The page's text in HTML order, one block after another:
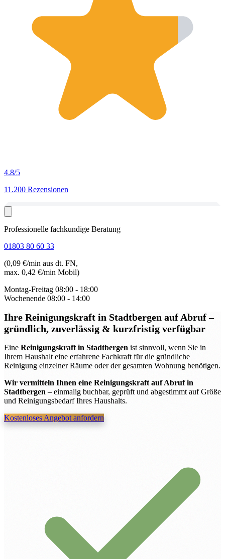
4.8/5
11.200 Rezensionen
Professionelle fachkundige Beratung
01803 80 60 33
(0,09 €/min aus dt. FN,
max. 0,42 €/min Mobil)
Montag-Freitag 08:00 - 18:00
Wochenende 08:00 - 14:00
Ihre Reinigungskraft in Stadtbergen auf Abruf–
gründlich, zuverlässig & kurzfristig verfügbar
Eine Reinigungskraft in Stadtbergen ist sinnvoll, wenn Sie in
Ihrem Haushalt eine erfahrene Fachkraft für die gründliche
Reinigung einzelner Räume oder der gesamten Wohnung benötigen.
Wir vermitteln Ihnen eine Reinigungskraft auf Abruf in
Stadtbergen – einmalig buchbar, geprüft und abgestimmt auf Größe
und Reinigungsbedarf Ihres Haushalts.
Kostenloses Angebot anfordern